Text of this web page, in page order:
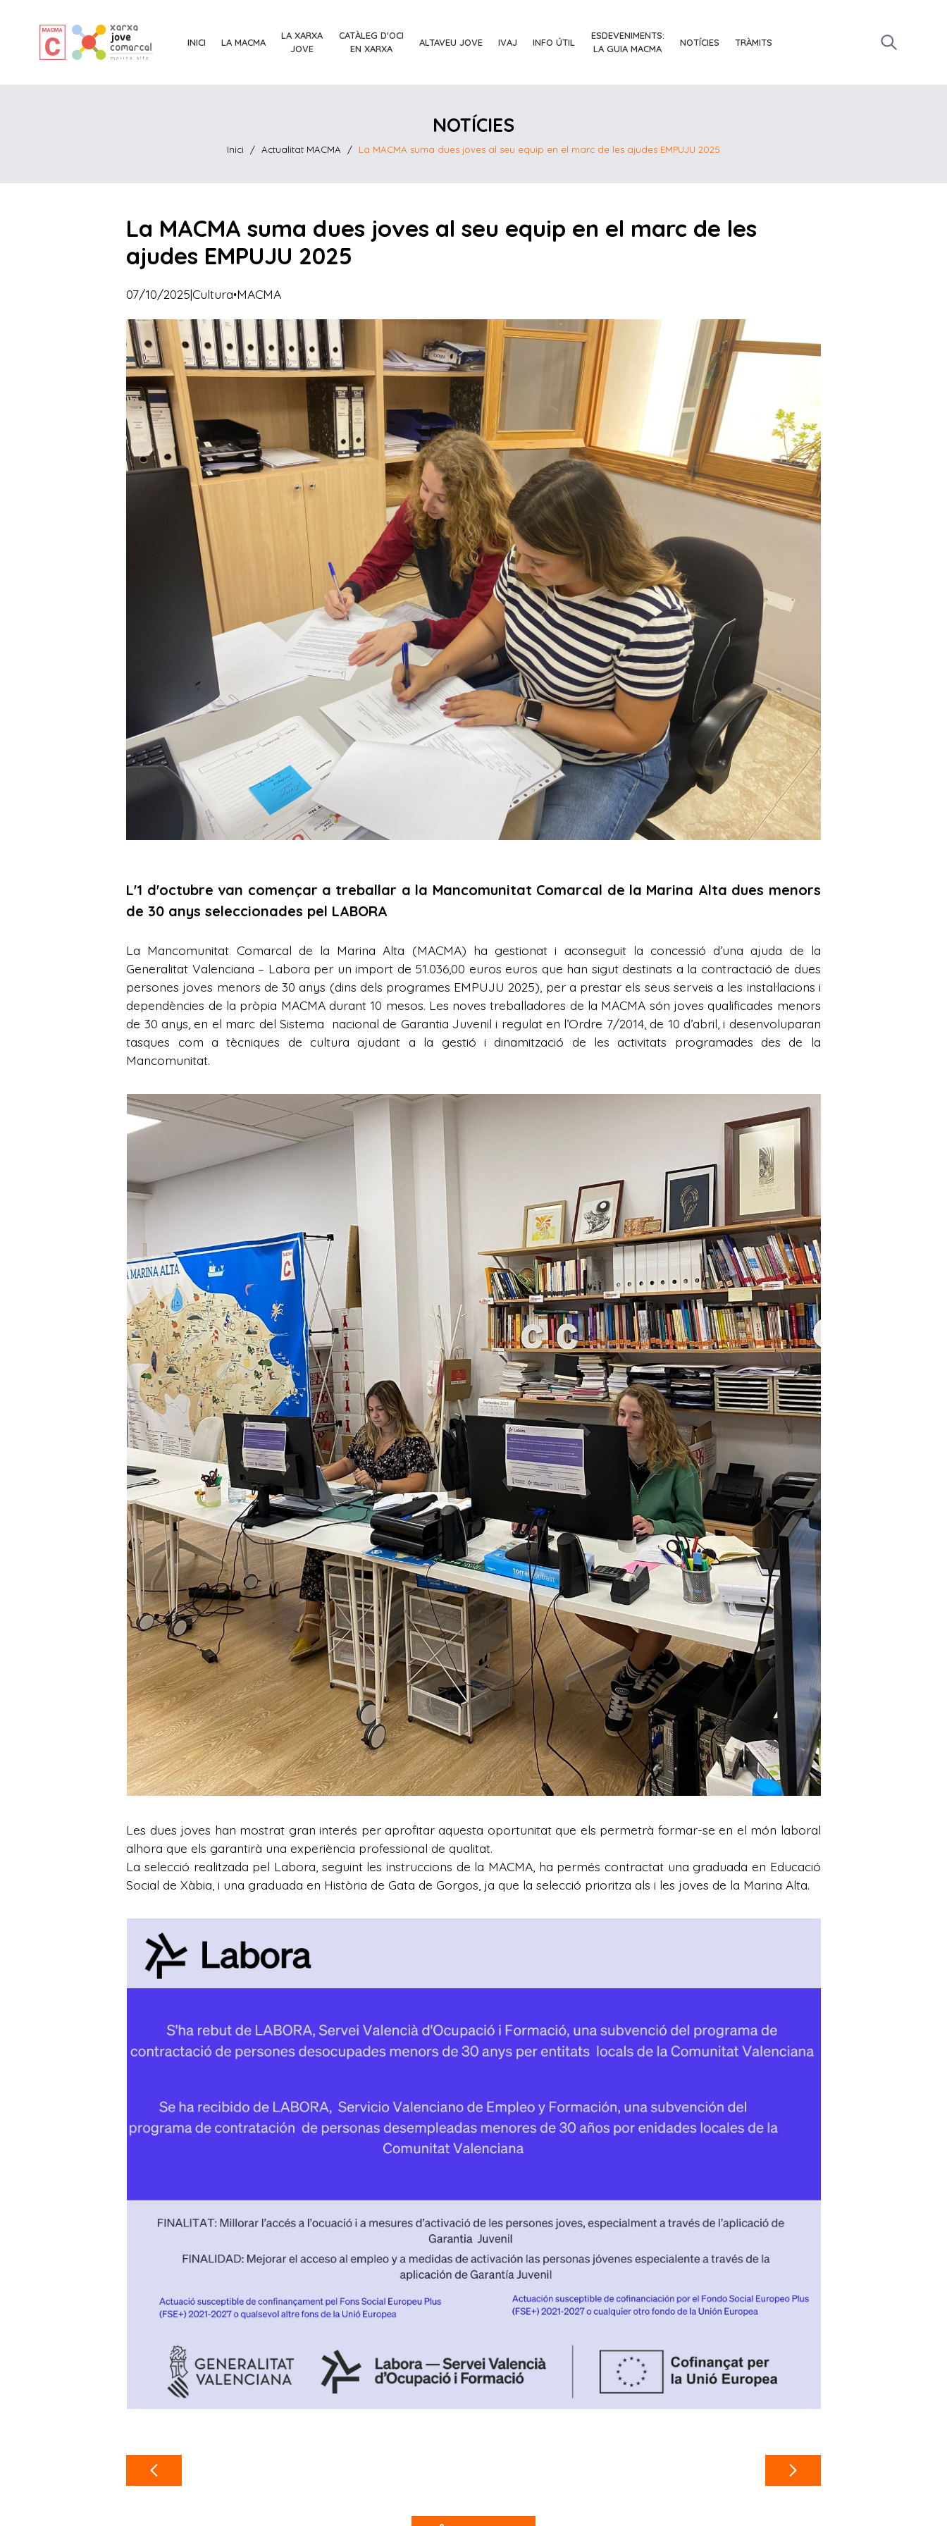
INICI LA MACMA
LA XARXA
JOVE
CATÀLEG D'OCI
EN XARXA
ALTAVEU JOVE IVAJ INFO ÚTIL
ESDEVENIMENTS:
LA GUIA MACMA
NOTÍCIES TRÀMITS
NOTÍCIES
Inici / Actualitat MACMA / La MACMA suma dues joves al seu equip en el marc de les ajudes EMPUJU 2025
La MACMA suma dues joves al seu equip en el marc de les
ajudes EMPUJU 2025
07/10/2025|Cultura·MACMA
L'1 d'octubre van començar a treballar a la Mancomunitat Comarcal de la Marina Alta dues menors
de 30 anys seleccionades pel LABORA
La Mancomunitat Comarcal de la Marina Alta (MACMA) ha gestionat i aconseguit la concessió d’una ajuda de la
Generalitat Valenciana – Labora per un import de 51.036,00 euros euros que han sigut destinats a la contractació de dues
persones joves menors de 30 anys (dins dels programes EMPUJU 2025), per a prestar els seus serveis a les instal·lacions i
dependències de la pròpia MACMA durant 10 mesos. Les noves treballadores de la MACMA són joves qualificades menors
de 30 anys, en el marc del Sistema nacional de Garantia Juvenil i regulat en l’Ordre 7/2014, de 10 d’abril, i desenvoluparan
tasques com a tècniques de cultura ajudant a la gestió i dinamització de les activitats programades des de la
Mancomunitat.
Les dues joves han mostrat gran interés per aprofitar aquesta oportunitat que els permetrà formar-se en el món laboral
alhora que els garantirà una experiència professional de qualitat.
La selecció realitzada pel Labora, seguint les instruccions de la MACMA, ha permés contractat una graduada en Educació
Social de Xàbia, i una graduada en Història de Gata de Gorgos, ja que la selecció prioritza als i les joves de la Marina Alta.